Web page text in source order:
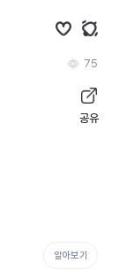
75
공유
알아보기